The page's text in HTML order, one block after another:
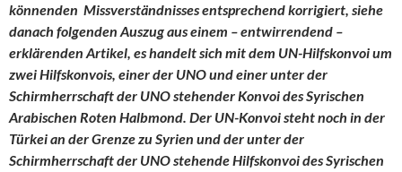
könnenden Missverständnisses entsprechend korrigiert, siehe
danach folgenden Auszug aus einem – entwirrendend –
erklärenden Artikel, es handelt sich mit dem UN-Hilfskonvoi um
zwei Hilfskonvois, einer der UNO und einer unter der
Schirmherrschaft der UNO stehender Konvoi des Syrischen
Arabischen Roten Halbmond. Der UN-Konvoi steht noch in der
Türkei an der Grenze zu Syrien und der unter der
Schirmherrschaft der UNO stehende Hilfskonvoi des Syrischen